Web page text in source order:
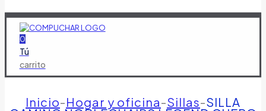
0
Tú
carrito
Inicio-Hogar y oficina-Sillas-SILLA